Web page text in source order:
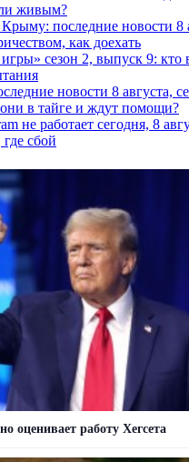
живым?
последние новости 8
как доехать
сезон 2, выпуск 9: кто
новости 8 августа,
в тайге и ждут помощи?
не работает сегодня, 8
сбой
оценивает работу Хегсета